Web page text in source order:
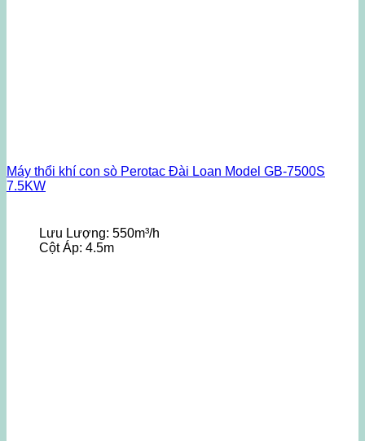
Máy thổi khí con sò Perotac Đài Loan Model GB-7500S
7.5KW
Lưu Lượng: 550m³/h
Cột Áp: 4.5m